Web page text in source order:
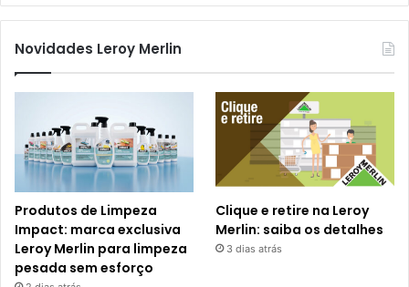
Novidades Leroy Merlin
Produtos de Limpeza
Impact: marca exclusiva
Leroy Merlin para limpeza
pesada sem esforço
Clique e retire na Leroy
Merlin: saiba os detalhes
3 dias atrás